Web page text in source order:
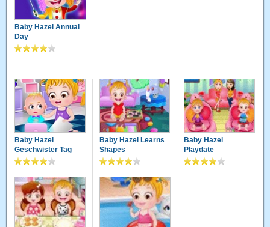
Baby Hazel Annual
Day
Baby Hazel
Geschwister Tag
Baby Hazel Learns
Shapes
Baby Hazel
Playdate